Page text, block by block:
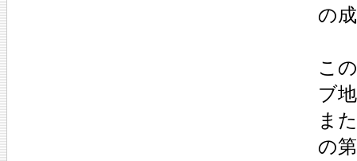
の
こ
ブ
ま
の